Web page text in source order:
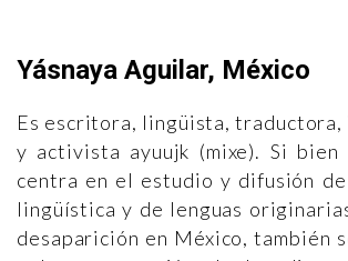
Yásnaya Aguilar, México
Es escritora, lingüista,
y activista ayuujk (mixe). Si
centra en el estudio y difusión
lingüística y de lenguas
desaparición en México, también